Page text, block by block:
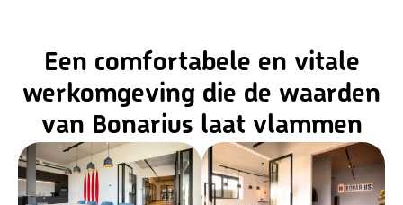
Een comfortabele en vitale
werkomgeving die de waarden
van Bonarius laat vlammen